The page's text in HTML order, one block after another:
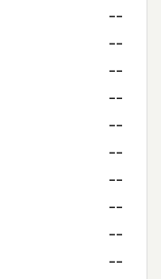
--
--
--
--
--
--
--
--
--
--